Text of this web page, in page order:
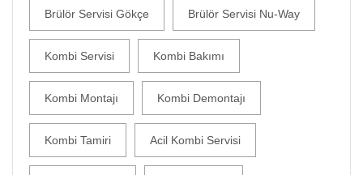
Brülör Servisi Gökçe Brülör Servisi Nu-Way
Kombi Servisi Kombi Bakımı
Kombi Montajı Kombi Demontajı
Kombi Tamiri Acil Kombi Servisi